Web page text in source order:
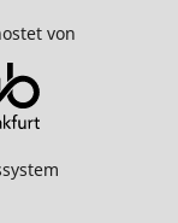
von